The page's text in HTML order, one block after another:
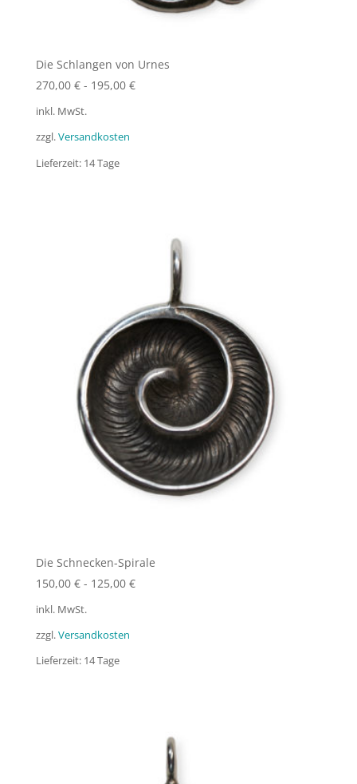
Die Schlangen von Urnes
270,00 €- 195,00 €
inkl. MwSt.
zzgl.Versandkosten
Lieferzeit: 14 Tage
Die Schnecken-Spirale
150,00 €- 125,00 €
inkl. MwSt.
zzgl.Versandkosten
Lieferzeit: 14 Tage